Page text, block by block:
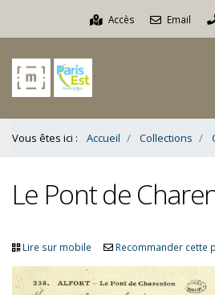
Accès Email
Vous êtes ici : Accueil Collections
Le Pont de
Lire sur mobile Recommander cette